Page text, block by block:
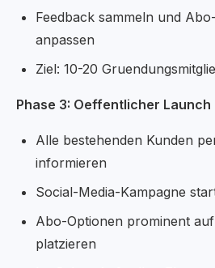
Feedback sammeln und
anpassen
Ziel: 10-20
Phase 3: Oeffentlicher Launch
Alle bestehenden Kunden
informieren
Social-Media-Kampagne
Abo-Optionen prominent
platzieren